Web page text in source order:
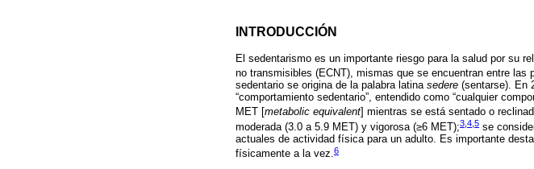
INTRODUCCIÓN
El sedentarismo es un importante riesgo para la salud por su
no transmisibles (ECNT), mismas que se encuentran entre las
sedentario se origina de la palabra latina sedere (sentarse). En
“comportamiento sedentario”, entendido como “cualquier
MET [ metabolic equivalent ] mientras se está sentado o
moderada (3.0 a 5.9 MET) y vigorosa (≥6 MET);3 4 5 se
actuales de actividad física para un adulto. Es importante
físicamente a la vez.6